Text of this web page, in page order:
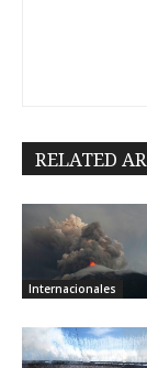
RELATED
Internacionales